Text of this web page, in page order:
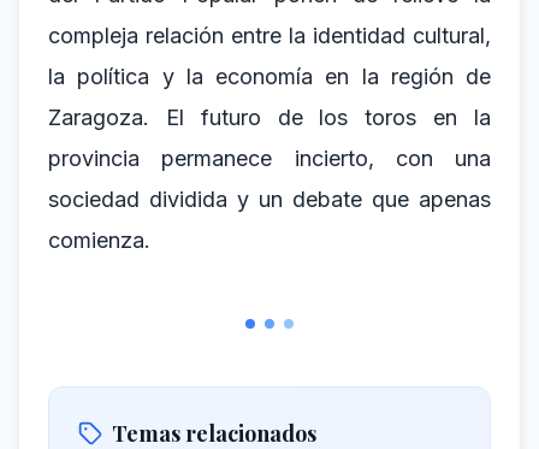
compleja relación entre la identidad cultural,
la política y la economía en la región de
Zaragoza. El futuro de los toros en la
provincia permanece incierto, con una
sociedad dividida y un debate que apenas
comienza.
Temas relacionados